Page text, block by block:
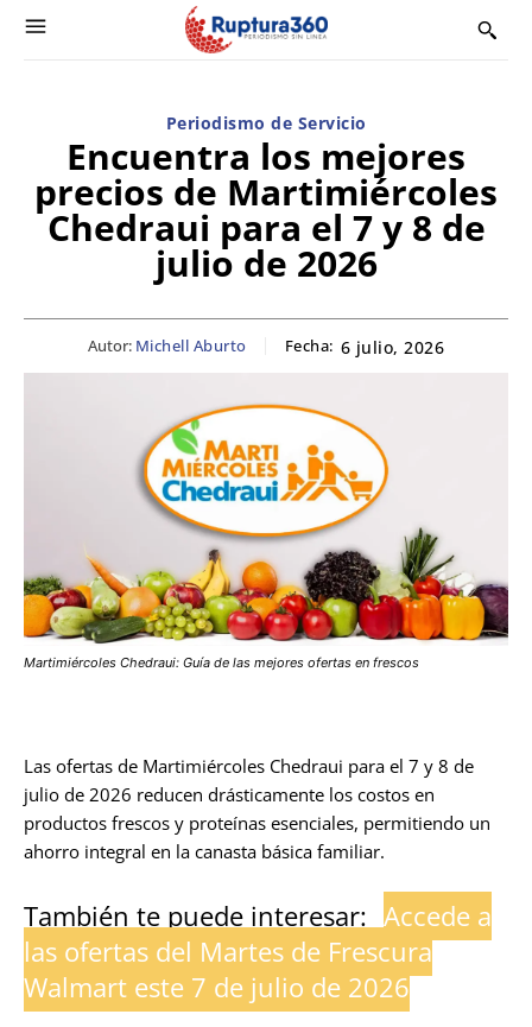
Periodismo de Servicio
Encuentra los mejores
precios de Martimiércoles
Chedraui para el 7 y 8 de
julio de 2026
Autor: Michell Aburto Fecha: 6 julio, 2026
Martimiércoles Chedraui: Guía de las mejores ofertas en frescos
Las ofertas de Martimiércoles Chedraui para el 7 y 8 de
julio de 2026 reducen drásticamente los costos en
productos frescos y proteínas esenciales, permitiendo un
ahorro integral en la canasta básica familiar.
También te puede interesar: Accede a
las ofertas del Martes de Frescura
Walmart este 7 de julio de 2026